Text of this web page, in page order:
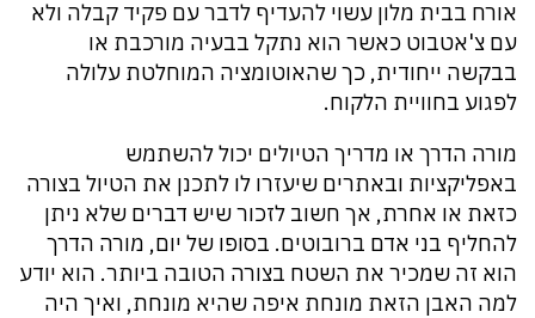
אורח בבית מלון עשוי להעדיף לדבר עם פקיד קבלה ולא
עם צ'אטבוט כאשר הוא נתקל בבעיה מורכבת או
בבקשה ייחודית, כך שהאוטומציה המוחלטת עלולה
לפגוע בחוויית הלקוח.
מורה הדרך או מדריך הטיולים יכול להשתמש
באפליקציות ובאתרים שיעזרו לו לתכנן את הטיול בצורה
כזאת או אחרת, אך חשוב לזכור שיש דברים שלא ניתן
להחליף בני אדם ברובוטים. בסופו של יום, מורה הדרך
הוא זה שמכיר את השטח בצורה הטובה ביותר. הוא יודע
למה האבן הזאת מונחת איפה שהיא מונחת, ואיך היה